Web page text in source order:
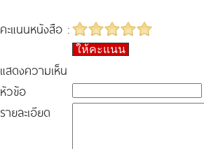
คะแนนหนังสือ :
ให้คะแนน
แสดงความเห็น
หัวข้อ
รายละเอียด